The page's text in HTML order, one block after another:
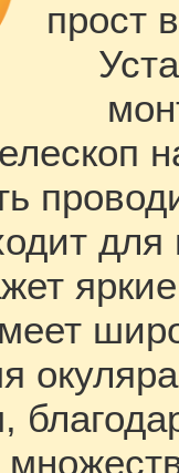
прост